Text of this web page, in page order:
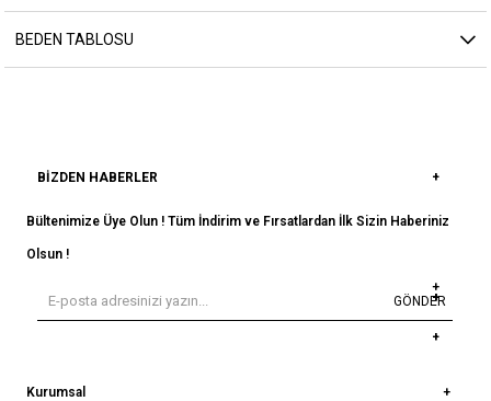
BEDEN TABLOSU
BIZDEN HABERLER
Bültenimize Üye Olun ! Tüm İndirim ve Fırsatlardan İlk Sizin Haberiniz
Olsun !
GÖNDER
Kurumsal